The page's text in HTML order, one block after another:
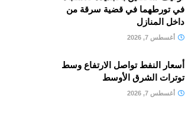
في تورطهما في قضية سرقة من
داخل المنازل
أغسطس 7, 2026
أسعار النفط تواصل الارتفاع وسط
توترات الشرق الأوسط
أغسطس 7, 2026